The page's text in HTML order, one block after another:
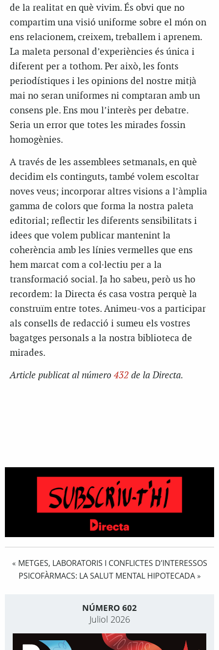
de la realitat en què vivim. És obvi que no
compartim una visió uniforme sobre el món on
ens relacionem, creixem, treballem i aprenem.
La maleta personal d’experiències és única i
diferent per a tothom. Per això, les fonts
periodístiques i les opinions del nostre mitjà
mai no seran uniformes ni comptaran amb un
consens ple. Ens mou l’interès per debatre.
Seria un error que totes les mirades fossin
homogènies.
A través de les assemblees setmanals, en què
decidim els continguts, també volem escoltar
noves veus; incorporar altres visions a l’àmplia
gamma de colors que forma la nostra paleta
editorial; reflectir les diferents sensibilitats i
idees que volem publicar mantenint la
coherència amb les línies vermelles que ens
hem marcat com a col·lectiu per a la
transformació social. Ja ho sabeu, però us ho
recordem: la Directa és casa vostra perquè la
construïm entre totes. Animeu-vos a participar
als consells de redacció i sumeu els vostres
bagatges personals a la nostra biblioteca de
mirades.
Article publicat al número432 de la Directa.
« METGES, LABORATORIS I CONFLICTES D’INTERESSOS
PSICOFÀRMACS: LA SALUT MENTAL HIPOTECADA»
NÚMERO 602
Juliol 2026